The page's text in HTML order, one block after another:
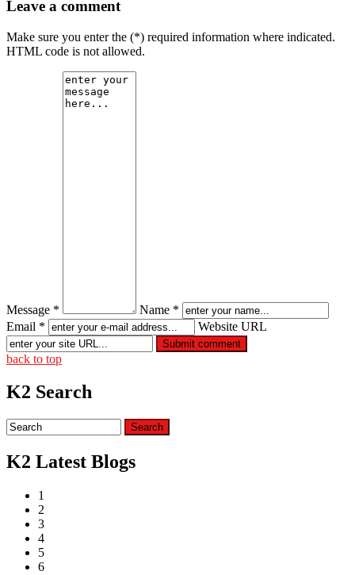
Leave a comment
Make sure you enter the (*) required information where indicated.
HTML code is not allowed.
Message *
Name *
Email *
Website URL
back to top
K2 Search
K2 Latest Blogs
1
2
3
4
5
6